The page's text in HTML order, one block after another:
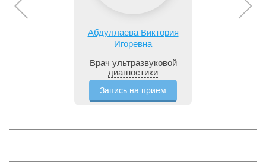
Абдуллаева Виктория
Игоревна
Врач ультразвуковой
диагностики
Запись на прием